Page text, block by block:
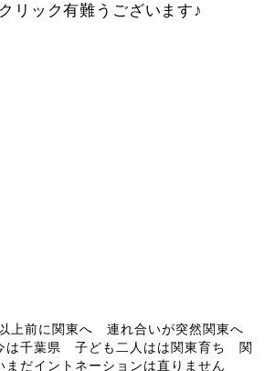
リック有難うございます♪
上前に関東へ 連れ合いが突然関東へ
千葉県 子ども二人はは関東育ち 関
だイントネーションは直りません